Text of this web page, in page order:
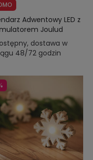
Adwentowy LED z
Joulud
dostawa w
48/72 godzin